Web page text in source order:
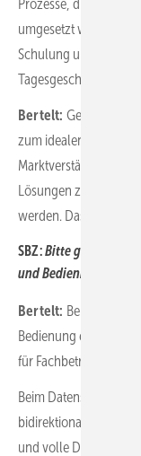
Prozesse, die dafür
umgesetzt werden
Schulung und Logistik
Tagesgeschäft der
Bertelt: Genau diese
zum idealen Partner.
Marktverständnis und
Lösungen zuverlässig
werden. Das ist
SBZ:Bitte gehen Sie
und Bedienkomfort ein.
Bertelt: Beides ist für
Bedienung erfolgen
für Fachbetriebe als
Beim Datenschutz
bidirektional
und volle Datenhoheit